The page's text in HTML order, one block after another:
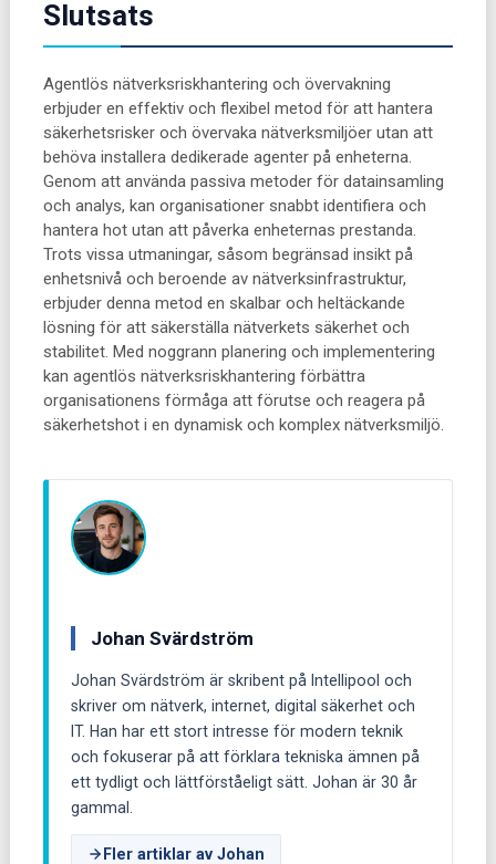
Slutsats
Agentlös nätverksriskhantering och övervakning
erbjuder en effektiv och flexibel metod för att hantera
säkerhetsrisker och övervaka nätverksmiljöer utan att
behöva installera dedikerade agenter på enheterna.
Genom att använda passiva metoder för datainsamling
och analys, kan organisationer snabbt identifiera och
hantera hot utan att påverka enheternas prestanda.
Trots vissa utmaningar, såsom begränsad insikt på
enhetsnivå och beroende av nätverksinfrastruktur,
erbjuder denna metod en skalbar och heltäckande
lösning för att säkerställa nätverkets säkerhet och
stabilitet. Med noggrann planering och implementering
kan agentlös nätverksriskhantering förbättra
organisationens förmåga att förutse och reagera på
säkerhetshot i en dynamisk och komplex nätverksmiljö.
Johan Svärdström
Johan Svärdström är skribent på Intellipool och
skriver om nätverk, internet, digital säkerhet och
IT. Han har ett stort intresse för modern teknik
och fokuserar på att förklara tekniska ämnen på
ett tydligt och lättförståeligt sätt. Johan är 30 år
gammal.
Fler artiklar av Johan